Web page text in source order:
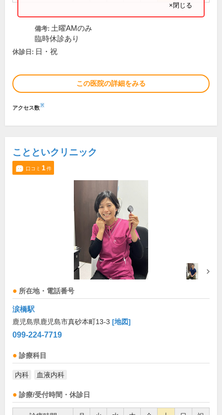
×閉じる
備考: 土曜AMのみ
臨時休診あり
休診日: 日・祝
この医院の詳細をみる
アクセス数※
ことといクリニック
口コミ 1件
所在地・電話番号
涙橋駅
鹿児島県鹿児島市真砂本町13-3 [地図]
099-224-7719
診療科目
内科 血液内科
診療/受付時間・休診日